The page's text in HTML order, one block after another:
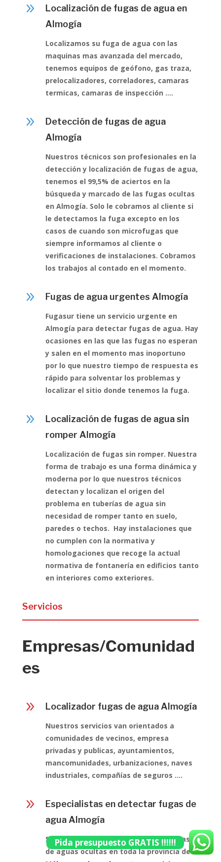
9
Localización de fugas de agua en
Almogía
Localizamos su fuga de agua con las
maquinas mas avanzada del mercado,
tenemos equipos de geófono, gas traza,
prelocalizadores, correladores, camaras
termicas, camaras de inspección ….
9
Detección de fugas de agua
Almogía
Nuestros técnicos son profesionales en la
detección y localización de fugas de agua,
tenemos el 99,5% de aciertos en la
búsqueda y marcado de las fugas ocultas
en Almogía. Solo le cobramos al cliente si
le detectamos la fuga excepto en los
casos de cuando son microfugas que
siempre informamos al cliente o
verificaciones de instalaciones. Cobramos
los trabajos al contado en el momento.
9 Fugas de agua urgentes Almogía
Fugasur tiene un servicio urgente en
Almogía para detectar fugas de agua. Hay
ocasiones en las que las fugas no esperan
y salen en el momento mas inoportuno
por lo que nuestro tiempo de respuesta es
rápido para solventar los problemas y
localizar el sitio donde tenemos la fuga.
9
Localización de fugas de agua sin
romper Almogía
Localización de fugas sin romper. Nuestra
forma de trabajo es una forma dinámica y
moderna por lo que nuestros técnicos
detectan y localizan el origen del
problema en tuberías de agua sin
necesidad de romper tanto en suelo,
paredes o techos. Hay instalaciones que
no cumplen con la normativa y
homologaciones que recoge la actual
normativa de fontanería en edificios tanto
en interiores como exteriores.
Servicios
Empresas/Comunidad
es
9 Localizador fugas de agua Almogía
Nuestros servicios van orientados a
comunidades de vecinos, empresa
privadas y publicas, ayuntamientos,
mancomunidades, urbanizaciones, naves
industriales, compañías de seguros ….
9
Especialistas en detectar fugas de
agua Almogía
Somos especialistas en encontrar fugas
de aguas ocultas en toda la provincia de
Pida presupuesto GRATIS !!!!!!